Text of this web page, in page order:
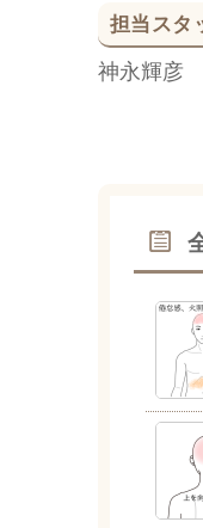
担当スタ
神永輝彦